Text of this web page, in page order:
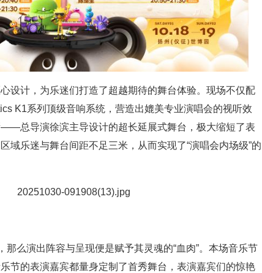
设计，为乐迷们打造了超越期待的舞台体验。现场不仅配
K1系列顶级音响系统，营造出媲美专业演唱会的视听效
总导演徐滨主导设计的超长延展式舞台，极大缩短了表
域乐迷与舞台间距不足三米，从而实现了“演唱会内场级”的
那么演出阵容与呈现便是赋予其灵魂的“血肉”。本场音乐节
节的表演嘉宾都量身定制了首秀舞台，表演嘉宾们的惊艳